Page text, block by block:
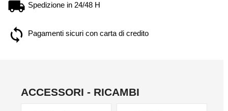
Spedizione in 24/48 H
Pagamenti sicuri con carta di credito
ACCESSORI - RICAMBI